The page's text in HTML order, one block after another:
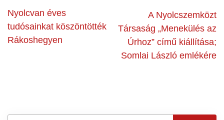
Nyolcvan éves
tudósainkat köszöntötték
Rákoshegyen
A Nyolcszemközt
Társaság „Menekülés az
Úrhoz” című kiállítása;
Somlai László emlékére